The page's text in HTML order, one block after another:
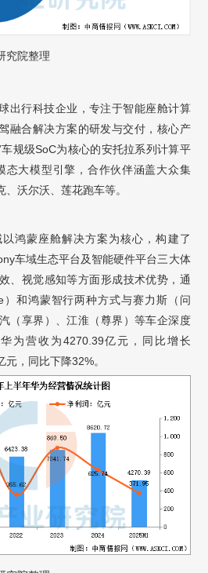
究院整理
出行科技企业，专注于智能座舱计算
融合解决方案的研发与交付，核心产
规级SoC为核心的安托拉系列计算平
态大模型引擎，合作伙伴涵盖大众集
沃尔沃、莲花跑车等。
鸿蒙座舱解决方案为核心，构建了
车域生态平台及智能硬件平台三大体
、视觉感知等方面形成技术优势，通
）和鸿蒙智行两种方式与赛力斯（问
（享界）、江淮（尊界）等车企深度
为营收为4270.39亿元，同比增长
，同比下降32%。